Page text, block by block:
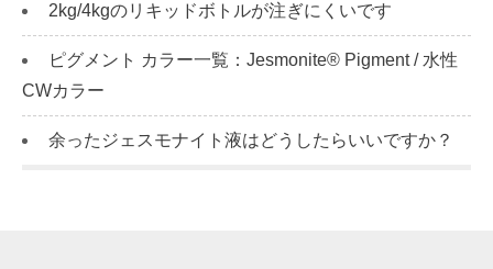
2kg/4kgのリキッドボトルが注ぎにくいです
ピグメント カラー一覧：Jesmonite® Pigment / 水性
CWカラー
余ったジェスモナイト液はどうしたらいいですか？